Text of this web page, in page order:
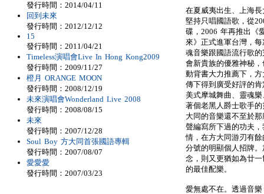
在夏威夷出生、上海
堅持只唱國語歌，從
碟，2006 年再推出《
來》正式進軍台灣，
魂音樂跟國語流行歌
會新貴族的優雅神秘
動背書大力推薦下，
傳下得到廣受好評的
美式摩城舞曲、靈魂
著個老黑人爵士歌手
大同的音樂還不至於
聲編寫所下過的功夫
情，在方大同游刃有
分號的明顯個人招牌
念，則又更猶如為廿
的最佳配樂。
愛無處不在。透過音
發行時間：2014/04/11
回到未來
發行時間：2012/12/12
15
發行時間：2011/04/21
Timeless演唱會Live In Hong Kong2009
發行時間：2009/11/27
橙月 ORANGE MOON
發行時間：2008/12/19
未來演唱會Wonderland Live 2008
發行時間：2008/08/15
未來
發行時間：2007/12/28
Soul Boy 方大同首張國語專輯
發行時間：2007/08/07
愛愛愛
發行時間：2007/03/23